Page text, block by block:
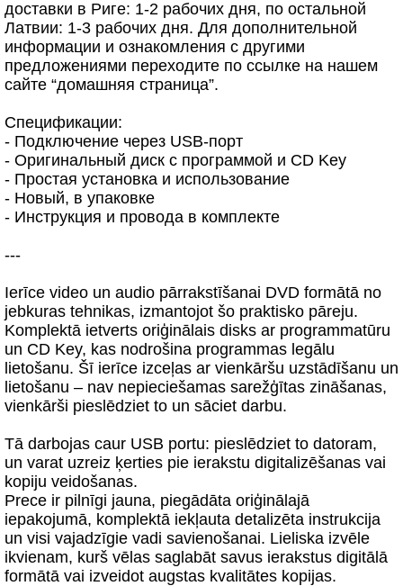
доставки в Риге: 1-2 рабочих дня, по остальной
Латвии: 1-3 рабочих дня. Для дополнительной
информации и ознакомления с другими
предложениями переходите по ссылке на нашем
сайте “домашняя страница”.
Спецификации:
- Подключение через USB-порт
- Оригинальный диск с программой и CD Key
- Простая установка и использование
- Новый, в упаковке
- Инструкция и провода в комплекте
---
Ierīce video un audio pārrakstīšanai DVD formātā no
jebkuras tehnikas, izmantojot šo praktisko pāreju.
Komplektā ietverts oriģinālais disks ar programmatūru
un CD Key, kas nodrošina programmas legālu
lietošanu. Šī ierīce izceļas ar vienkāršu uzstādīšanu un
lietošanu – nav nepieciešamas sarežģītas zināšanas,
vienkārši pieslēdziet to un sāciet darbu.
Tā darbojas caur USB portu: pieslēdziet to datoram,
un varat uzreiz ķerties pie ierakstu digitalizēšanas vai
kopiju veidošanas.
Prece ir pilnīgi jauna, piegādāta oriģinālajā
iepakojumā, komplektā iekļauta detalizēta instrukcija
un visi vajadzīgie vadi savienošanai. Lieliska izvēle
ikvienam, kurš vēlas saglabāt savus ierakstus digitālā
formātā vai izveidot augstas kvalitātes kopijas.